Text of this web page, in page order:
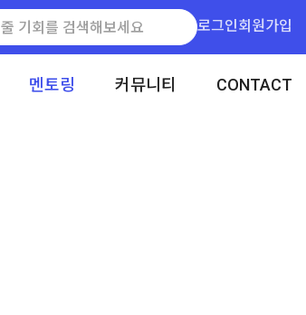
로그인회원가입
멘토링 커뮤니티 CONTACT